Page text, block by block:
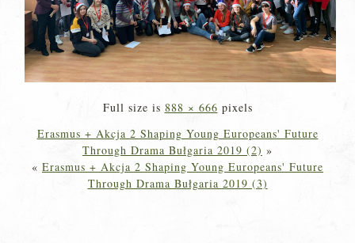
Full size is 888 × 666 pixels
Erasmus + Akcja 2 Shaping Young Europeans' Future
Through Drama Bułgaria 2019 (2) »
« Erasmus + Akcja 2 Shaping Young Europeans' Future
Through Drama Bułgaria 2019 (3)